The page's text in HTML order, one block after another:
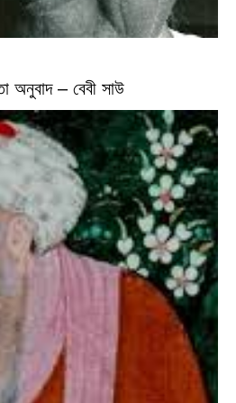
অনুবাদ – বেবী সাউ